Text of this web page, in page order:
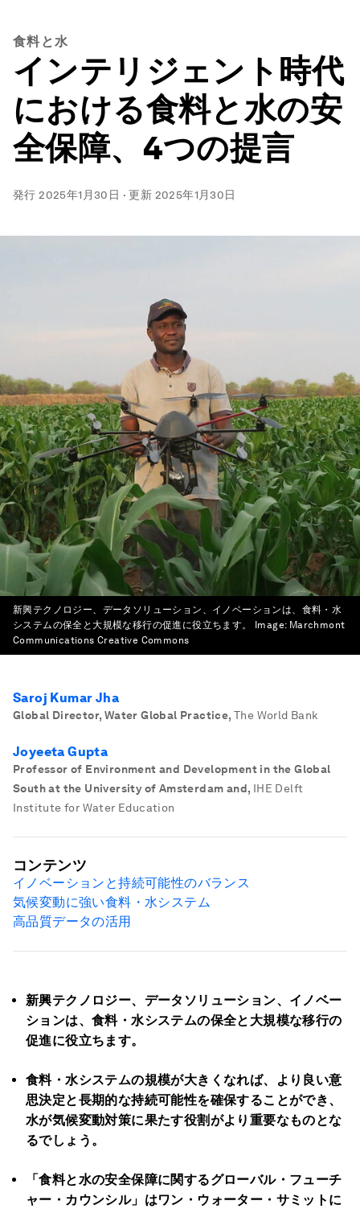
食料と水
インテリジェント時代
における食料と水の安
全保障、4つの提言
発行2025年1月30日 ·更新 2025年1月30日
新興テクノロジー、データソリューション、イノベーションは、食料・水
システムの保全と大規模な移行の促進に役立ちます。
Image: Marchmont
Communications Creative Commons
Saroj Kumar Jha
Global Director, Water Global Practice, The World Bank
Joyeeta Gupta
Professor of Environment and Development in the Global
South at the University of Amsterdam and, IHE Delft
Institute for Water Education
新興テクノロジー、データソリューション、イノベー
ションは、食料・水システムの保全と大規模な移行の
促進に役立ちます。
食料・水システムの規模が大きくなれば、より良い意
思決定と長期的な持続可能性を確保することができ、
水が気候変動対策に果たす役割がより重要なものとな
るでしょう。
「食料と水の安全保障に関するグローバル・フューチ
ャー・カウンシル」はワン・ウォーター・サミットに
コンテンツ
イノベーションと持続可能性のバランス
気候変動に強い食料・水システム
高品質データの活用